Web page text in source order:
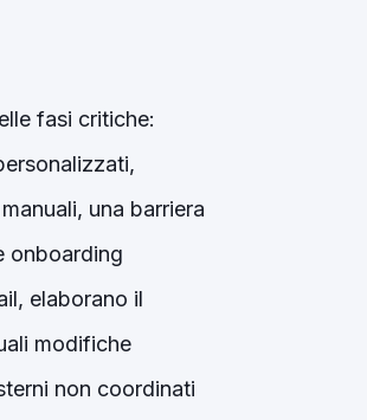
fasi critiche:
una barriera
onboarding
elaborano il
modifiche
non coordinati